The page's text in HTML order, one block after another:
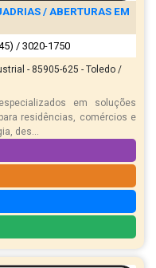
/ ABERTURAS EM
/ 3020-1750
- 85905-625 - Toledo /
em soluções
residências, comércios e
des...